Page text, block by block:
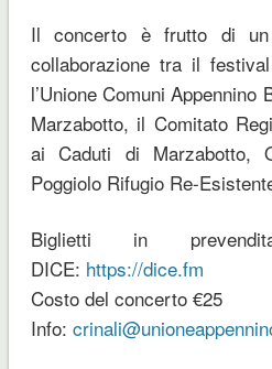
Il concerto è frutto di un
collaborazione tra il
l’Unione Comuni Appennino
Marzabotto, il Comitato
ai Caduti di Marzabotto,
Poggiolo Rifugio Re-
Biglietti in
DICE: https://dice.fm
Costo del concerto €25
Info: